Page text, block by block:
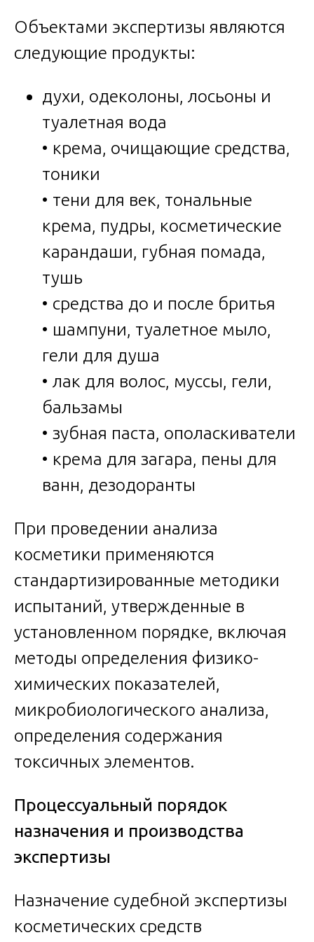
Объектами экспертизы являются
следующие продукты:
духи, одеколоны, лосьоны и
туалетная вода
• крема, очищающие средства,
тоники
• тени для век, тональные
крема, пудры, косметические
карандаши, губная помада,
тушь
• средства до и после бритья
• шампуни, туалетное мыло,
гели для душа
• лак для волос, муссы, гели,
бальзамы
• зубная паста, ополаскиватели
• крема для загара, пены для
ванн, дезодоранты
При проведении анализа
косметики применяются
стандартизированные методики
испытаний, утвержденные в
установленном порядке, включая
методы определения физико-
химических показателей,
микробиологического анализа,
определения содержания
токсичных элементов.
Процессуальный порядок
назначения и производства
экспертизы
Назначение судебной экспертизы
косметических средств